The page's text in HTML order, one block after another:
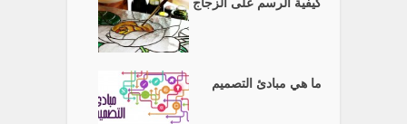
كيفية الرسم على الزجاج
ما هي مبادئ التصميم